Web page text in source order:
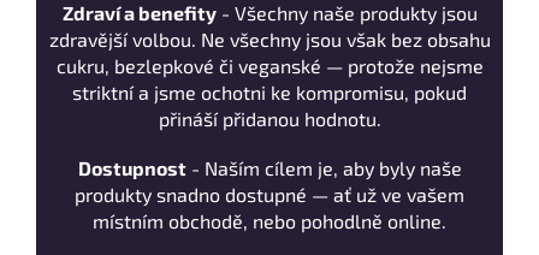
Zdraví a benefity- Všechny naše produkty jsou
zdravější volbou. Ne všechny jsou však bez obsahu
cukru, bezlepkové či veganské — protože nejsme
striktní a jsme ochotni ke kompromisu, pokud
přináší přidanou hodnotu.
Dostupnost- Naším cílem je, aby byly naše
produkty snadno dostupné — ať už ve vašem
místním obchodě, nebo pohodlně online.